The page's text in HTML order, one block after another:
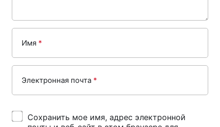
Имя *
Электронная почта *
Сохранить мое имя, адрес электронной